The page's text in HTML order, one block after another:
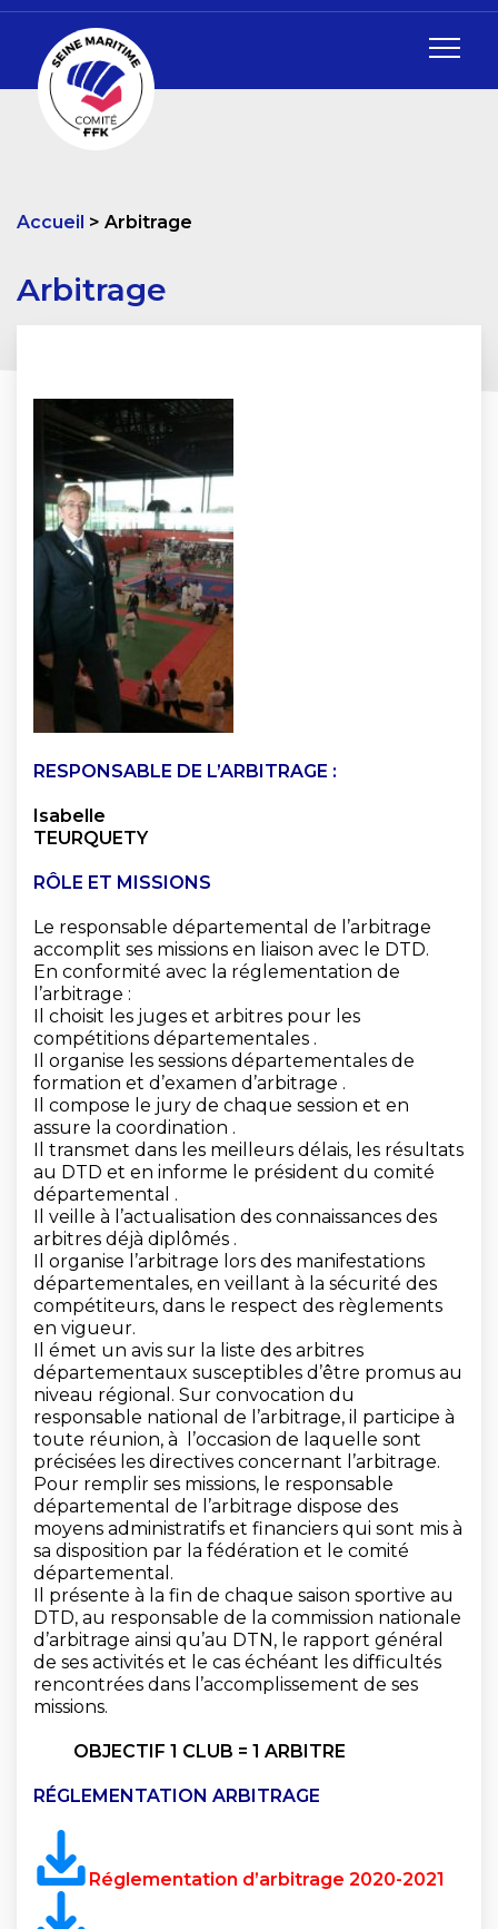
Accueil Arbitrage
Arbitrage
RESPONSABLE DE L’ARBITRAGE :
Isabelle
TEURQUETY
RÔLE ET MISSIONS
Le responsable départemental de l’arbitrage
accomplit ses missions en liaison avec le DTD.
En conformité avec la réglementation de
l’arbitrage :
Il choisit les juges et arbitres pour les
compétitions départementales .
Il organise les sessions départementales de
formation et d’examen d’arbitrage .
Il compose le jury de chaque session et en
assure la coordination .
Il transmet dans les meilleurs délais, les résultats
au DTD et en informe le président du comité
départemental .
Il veille à l’actualisation des connaissances des
arbitres déjà diplômés .
Il organise l’arbitrage lors des manifestations
départementales, en veillant à la sécurité des
compétiteurs, dans le respect des règlements
en vigueur.
Il émet un avis sur la liste des arbitres
départementaux susceptibles d’être promus au
niveau régional. Sur convocation du
responsable national de l’arbitrage, il participe à
toute réunion, à l’occasion de laquelle sont
précisées les directives concernant l’arbitrage.
Pour remplir ses missions, le responsable
départemental de l’arbitrage dispose des
moyens administratifs et financiers qui sont mis à
sa disposition par la fédération et le comité
départemental.
Il présente à la fin de chaque saison sportive au
DTD, au responsable de la commission nationale
d’arbitrage ainsi qu’au DTN, le rapport général
de ses activités et le cas échéant les difficultés
rencontrées dans l’accomplissement de ses
missions.
OBJECTIF 1 CLUB = 1 ARBITRE
RÉGLEMENTATION ARBITRAGE
Réglementation d’arbitrage 2020-2021